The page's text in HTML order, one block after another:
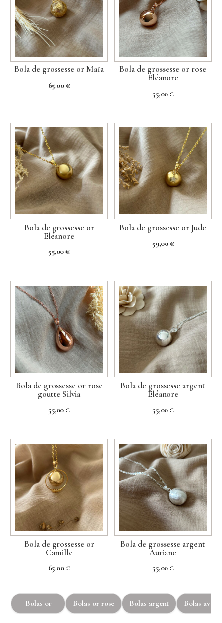
Bola de grossesse or Maïa
65,00€
Bola de grossesse or rose
Eléanore
55,00€
Bola de grossesse or
Eléanore
55,00€
Bola de grossesse or Jude
59,00€
Bola de grossesse or rose
goutte Silvia
55,00€
Bola de grossesse argent
Eléanore
55,00€
Bola de grossesse or
Camille
65,00€
Bola de grossesse argent
Auriane
55,00€
Bolas or Bolas or rose Bolas argent Bolas avec